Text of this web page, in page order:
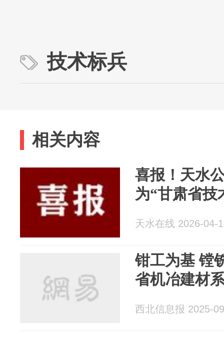
技术标兵
相关内容
喜报！天水
为“甘肃省技
天水在线 2026-04-
钳工为基
省机冶建材
西北信息报 2025-